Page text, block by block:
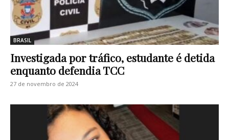
BRASIL
Investigada por tráfico, estudante é detida
enquanto defendia TCC
27 de novembro de 2024